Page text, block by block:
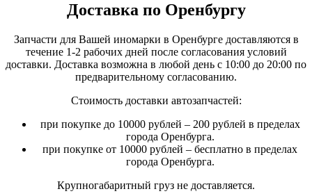
Доставка по Оренбургу
Запчасти для Вашей иномарки в Оренбурге доставляются в
течение 1-2 рабочих дней после согласования условий
доставки. Доставка возможна в любой день с 10:00 до 20:00 по
предварительному согласованию.
Стоимость доставки автозапчастей:
при покупке до 10000 рублей – 200 рублей в пределах
города Оренбурга.
при покупке от 10000 рублей – бесплатно в пределах
города Оренбурга.
Крупногабаритный груз не доставляется.